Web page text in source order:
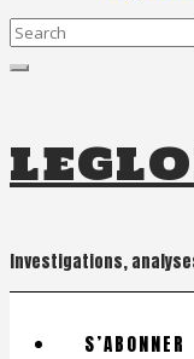
Search
Investigations,
S’ABONNER